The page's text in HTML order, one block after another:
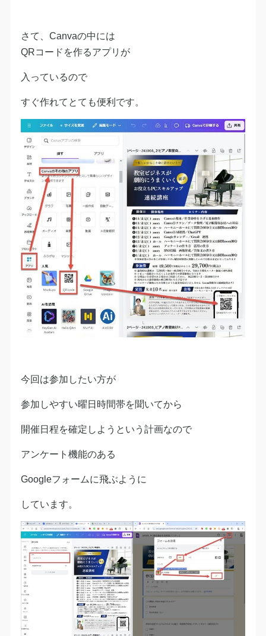
さて、Canvaの中には
QRコードを作るアプリが
入っているので
すぐ作れてとても便利です。
今回は参加したい方が
参加しやすい曜日時間帯を聞いてから
開催日程を確定しようという計画なので
アンケート機能のある
Googleフォームに飛ぶように
しています。